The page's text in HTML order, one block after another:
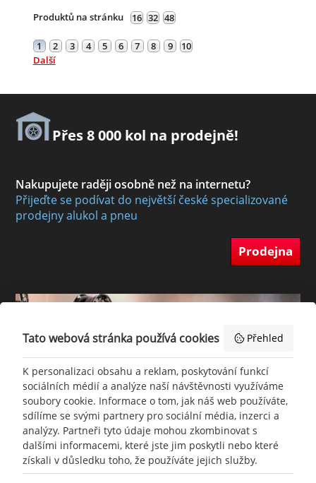
Produktů na stránku 16 32 48
1 2 3 4 5 6 7 8 9
10
Další
Přes 8 000 kol na prodejně!
Nakupujete raději osobně než na internetu?
Přijeďte se podívat do největší české specializované
prodejny alukol a pneu
Prodejna
Tato webová stránka používá cookies Přehled
K personalizaci obsahu a reklam, poskytování funkcí
sociálních médií a analýze naší návštěvnosti využíváme
soubory cookie. Informace o tom, jak náš web používáte,
sdílíme se svými partnery pro sociální média, inzerci a
analýzy. Partneři tyto údaje mohou zkombinovat s
dalšími informacemi, které jste jim poskytli nebo které
získali v důsledku toho, že používáte jejich služby.